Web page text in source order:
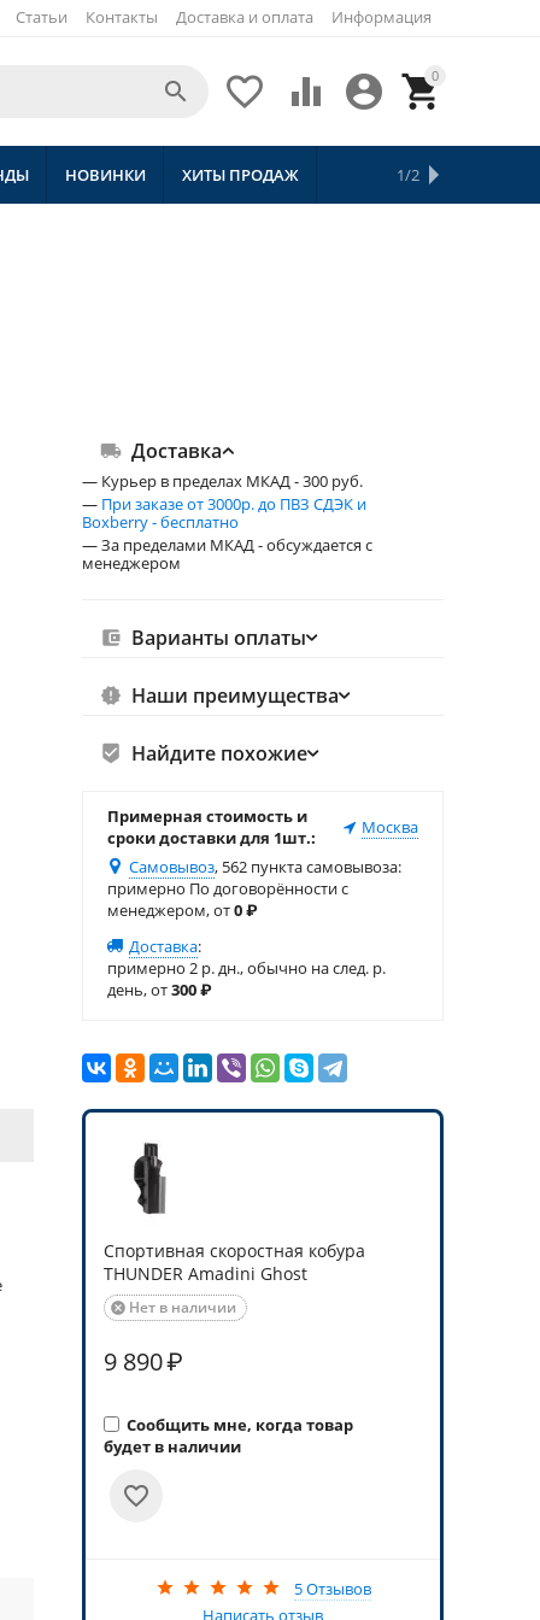
Статьи Контакты Доставка и оплата Информация
0


 

НОВИНКИ ХИТЫ ПРОДАЖ ТОВАРЫ С БЕСПЛАТНОЙ
1/2
Доставка
— Курьер в пределах МКАД - 300 руб.
— При заказе от 3000р. до ПВЗ СДЭК и
Boxberry - бесплатно
— За пределами МКАД - обсуждается с
менеджером
Варианты оплаты
Наши преимущества
Найдите похожие
Примерная стоимость и
сроки доставки для 1шт.:
Москва
Самовывоз, 562 пункта самовывоза:
примерно По договорённости с
менеджером, от0₽
Доставка:
примерно 2 р. дн., обычно на след. р.
день, от300₽
Спортивная скоростная кобура
THUNDER Amadini Ghost
Нет в наличии

9 890₽
Сообщить мне, когда товар
будет в наличии
5 Отзывов
Написать отзыв